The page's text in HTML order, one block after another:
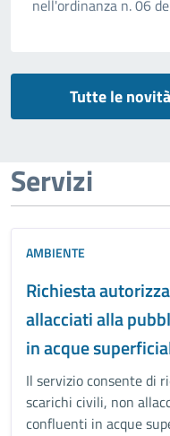
nell'ordinanza n. 06
Tutte le
Servizi
AMBIENTE
Richiesta
allacciati alla
in acque
Il servizio consente di
scarichi civili, non
confluenti in acque